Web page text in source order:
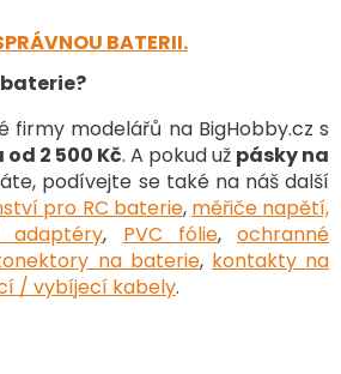
u
BATERII.
firmy modelářů na BigHobby.cz s
2 500 Kč. A pokud už pásky na
podívejte se také na náš další
pro RC baterie, měřiče napětí,
adaptéry, PVC fólie,ochranné
na baterie, kontakty na
/ vybíjecí kabely.